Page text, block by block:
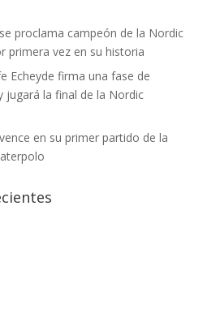
proclama campeón de la Nordic
primera vez en su historia
Echeyde firma una fase de
jugará la final de la Nordic
en su primer partido de la